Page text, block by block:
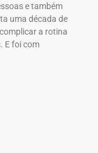
e também
uma década de
a rotina
E foi com